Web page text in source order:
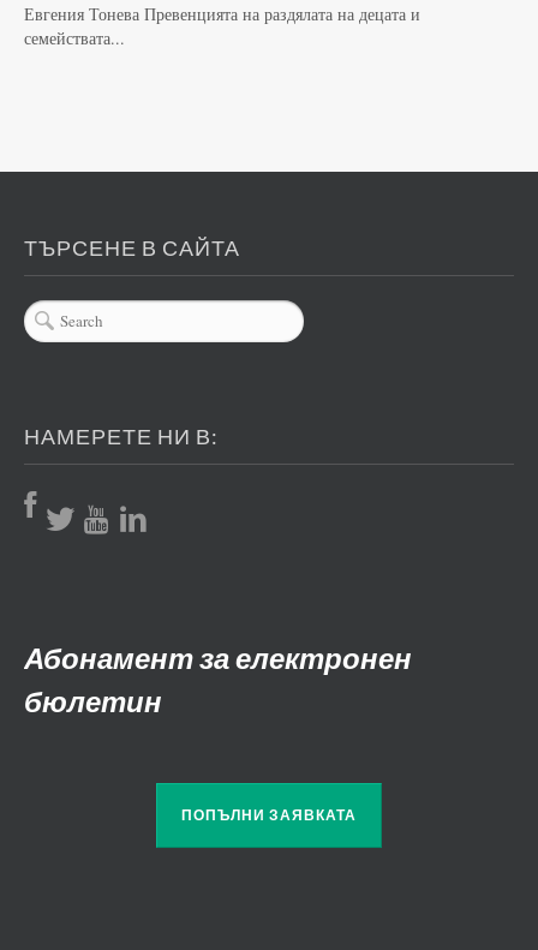
Евгения Тонева Превенцията на раздялата на децата и
семействата...
ТЪРСЕНЕ В САЙТА
НАМЕРЕТЕ НИ В:
Абонамент за електронен
бюлетин
ПОПЪЛНИ ЗАЯВКАТА